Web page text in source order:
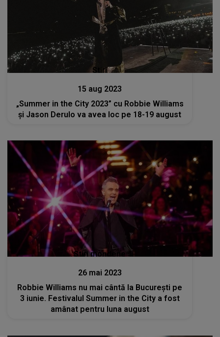
Stiri
15 aug 2023
„Summer in the City 2023” cu Robbie Williams
și Jason Derulo va avea loc pe 18-19 august
Stiri mondene
26 mai 2023
Robbie Williams nu mai cântă la București pe
3 iunie. Festivalul Summer in the City a fost
amânat pentru luna august